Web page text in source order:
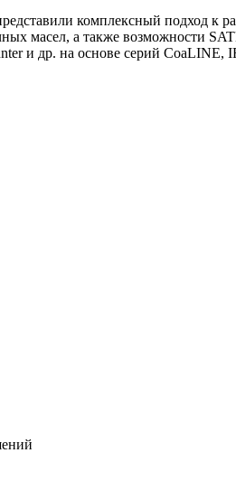
комплексный подход к
масел, а также возможности
и др. на основе серий CoaLINE,